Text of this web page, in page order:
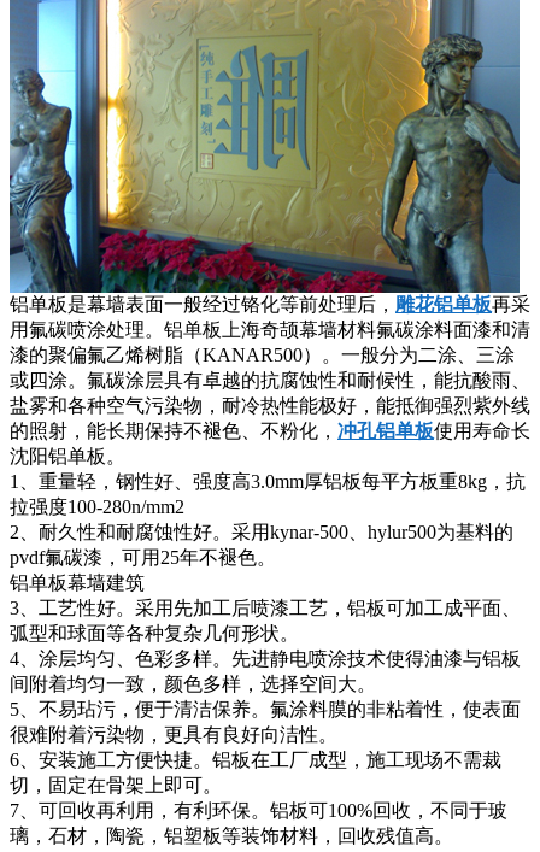
铝单板是幕墙表面一般经过铬化等前处理后， 雕花铝单板再采
用氟碳喷涂处理。铝单板上海奇颉幕墙材料氟碳涂料面漆和清
漆的聚偏氟乙烯树脂（KANAR500）。一般分为二涂、三涂
或四涂。氟碳涂层具有卓越的抗腐蚀性和耐候性，能抗酸雨、
盐雾和各种空气污染物，耐冷热性能极好，能抵御强烈紫外线
的照射，能长期保持不褪色、不粉化， 冲孔铝单板使用寿命长
沈阳铝单板。
1、重量轻，钢性好、强度高3.0mm厚铝板每平方板重8kg，抗
拉强度100-280n/mm2
2、耐久性和耐腐蚀性好。采用kynar-500、hylur500为基料的
pvdf氟碳漆，可用25年不褪色。
铝单板幕墙建筑
3、工艺性好。采用先加工后喷漆工艺，铝板可加工成平面、
弧型和球面等各种复杂几何形状。
4、涂层均匀、色彩多样。先进静电喷涂技术使得油漆与铝板
间附着均匀一致，颜色多样，选择空间大。
5、不易玷污，便于清洁保养。氟涂料膜的非粘着性，使表面
很难附着污染物，更具有良好向洁性。
6、安装施工方便快捷。铝板在工厂成型，施工现场不需裁
切，固定在骨架上即可。
7、可回收再利用，有利环保。铝板可100%回收，不同于玻
璃，石材，陶瓷，铝塑板等装饰材料，回收残值高。